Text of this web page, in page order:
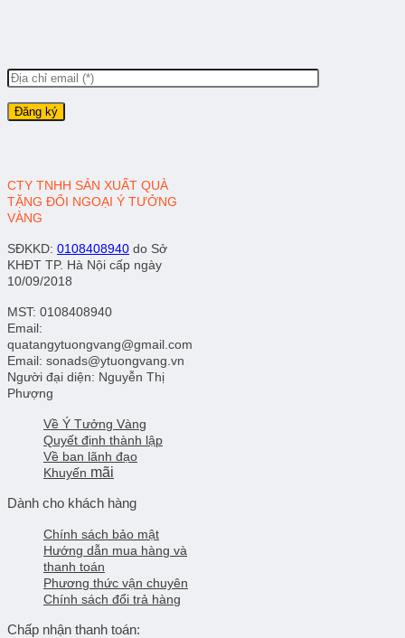
CTY TNHH SẢN XUẤT QUÀ
TẶNG ĐỐI NGOẠI Ý TƯỞNG
VÀNG
SĐKKD: 0108408940 do Sở
KHĐT TP. Hà Nội cấp ngày
10/09/2018
MST: 0108408940
Email:
quatangytuongvang@gmail.com
Email: sonads@ytuongvang.vn
Người đại diện: Nguyễn Thị
Phượng
Về Ý Tưởng Vàng
Quyết định thành lập
Về ban lãnh đạo
Khuyến mãi
Dành cho khách hàng
Chính sách bảo mật
Hướng dẫn mua hàng và
thanh toán
Phương thức vận chuyên
Chính sách đổi trả hàng
Chấp nhận thanh toán: